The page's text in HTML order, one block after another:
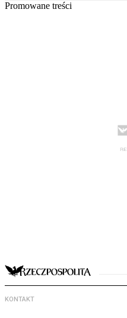
Promowane treści
KONTAKT